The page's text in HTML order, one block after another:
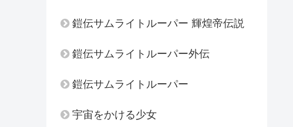
鎧伝サムライトルーパー 輝煌帝伝説
鎧伝サムライトルーパー外伝
鎧伝サムライトルーパー
宇宙をかける少女